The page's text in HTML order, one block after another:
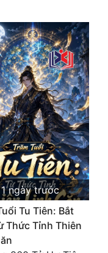
1 ngày trước
Tu Tiên: Bắt
Thức Tỉnh Thiên